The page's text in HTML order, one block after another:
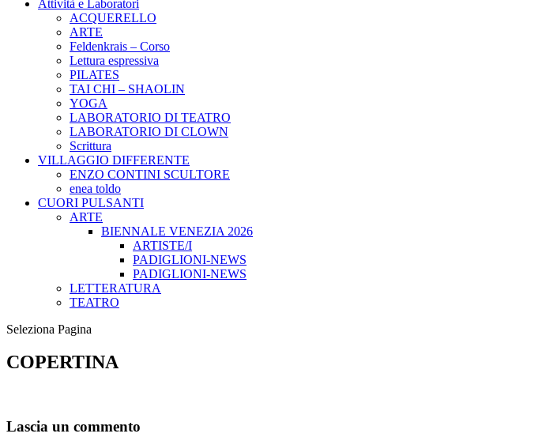
Attività e Laboratori
ACQUERELLO
ARTE
Feldenkrais – Corso
Lettura espressiva
PILATES
TAI CHI – SHAOLIN
YOGA
LABORATORIO DI TEATRO
LABORATORIO DI CLOWN
Scrittura
VILLAGGIO DIFFERENTE
ENZO CONTINI SCULTORE
enea toldo
CUORI PULSANTI
ARTE
BIENNALE VENEZIA 2026
ARTISTE/I
PADIGLIONI-NEWS
PADIGLIONI-NEWS
LETTERATURA
TEATRO
Seleziona Pagina
COPERTINA
Lascia un commento